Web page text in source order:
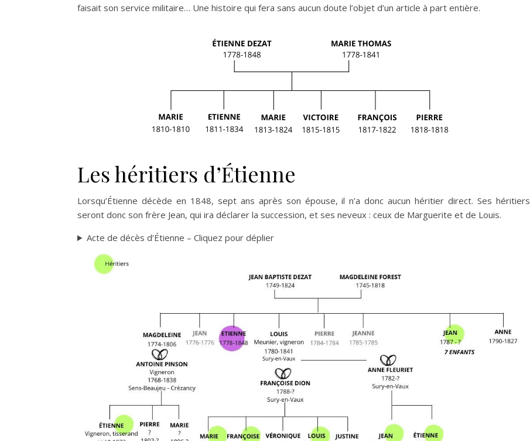
faisait son service militaire… Une histoire qui fera sans aucun doute l’objet d’un article à part entière.
Les héritiers d’Étienne
Lorsqu’Étienne décède en 1848, sept ans après son épouse, il n’a donc aucun héritier direct. Ses héritiers
seront donc son frère Jean, qui ira déclarer la succession, et ses neveux : ceux de Marguerite et de Louis.
Acte de décès d’Étienne – Cliquez pour déplier